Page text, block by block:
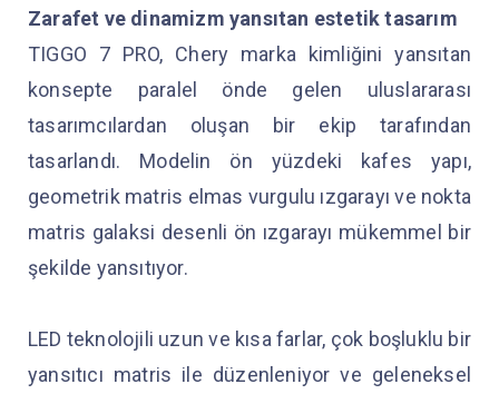
Zarafet ve dinamizm yansıtan estetik tasarım
TIGGO 7 PRO, Chery marka kimliğini yansıtan
konsepte paralel önde gelen uluslararası
tasarımcılardan oluşan bir ekip tarafından
tasarlandı. Modelin ön yüzdeki kafes yapı,
geometrik matris elmas vurgulu ızgarayı ve nokta
matris galaksi desenli ön ızgarayı mükemmel bir
şekilde yansıtıyor.
LED teknolojili uzun ve kısa farlar, çok boşluklu bir
yansıtıcı matris ile düzenleniyor ve geleneksel